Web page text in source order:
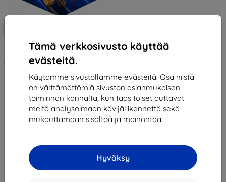
Tämä verkkosivusto käyttää
evästeitä.
Käytämme sivustollamme evästeitä. Osa niistä
on välttämättömiä sivuston asianmukaisen
toiminnan kannalta, kun taas toiset auttavat
meitä analysoimaan kävijäliikennettä sekä
mukauttamaan sisältöä ja mainontaa.
Hyväksy
3mk Hammer protective film
Mittojen mukaan
21,90 €
19,70 €
Varastossa 3 kpl
yhteensä5.